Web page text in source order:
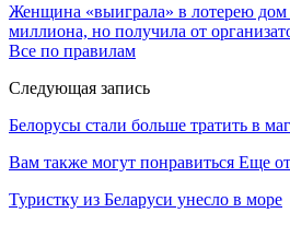
Женщина «выиграла» в лотерею дом
миллиона, но получила от
Все по правилам
Следующая запись
Белорусы стали больше тратить в
Вам также могут понравиться Еще
Туристку из Беларуси унесло в море